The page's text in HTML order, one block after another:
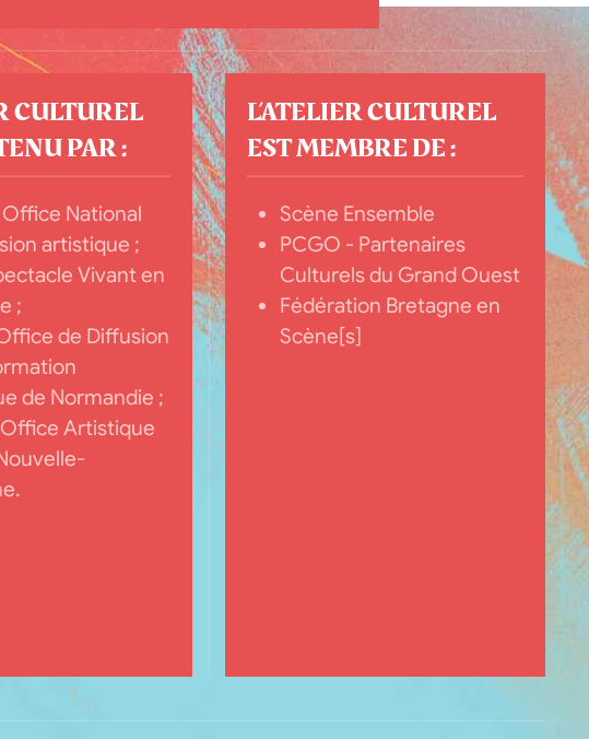
CULTUREL
PAR :
National
artistique ;
Vivant en
;
de Diffusion
de Normandie ;
Artistique
L’ATELIER CULTUREL
EST MEMBRE DE :
Scène Ensemble
PCGO - Partenaires
Culturels du Grand Ouest
Fédération Bretagne en
Scène[s]